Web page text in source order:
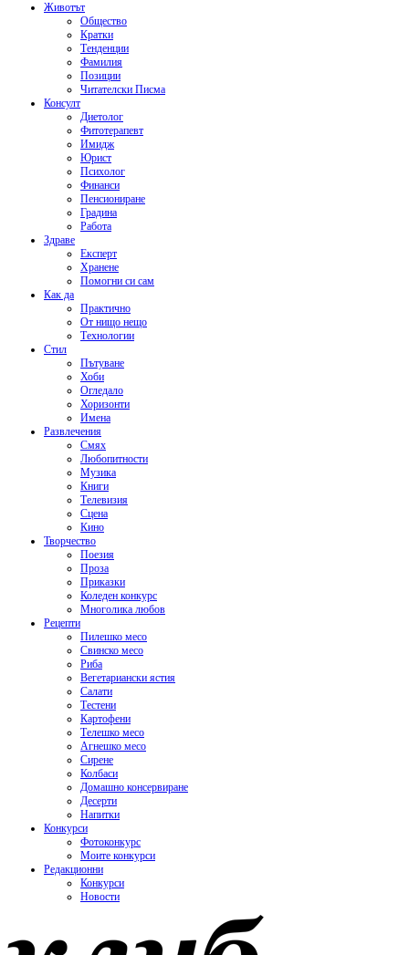
Животът
Общество
Кратки
Тенденции
Фамилия
Позиции
Читателски Писма
Консулт
Диетолог
Фитотерапевт
Имидж
Юрист
Психолог
Финанси
Пенсиониране
Градина
Работа
Здраве
Експерт
Хранене
Помогни си сам
Как да
Практично
От нищо нещо
Технологии
Стил
Пътуване
Хоби
Огледало
Хоризонти
Имена
Развлечения
Смях
Любопитности
Музика
Книги
Телевизия
Сцена
Кино
Творчество
Поезия
Проза
Приказки
Коледен конкурс
Многолика любов
Рецепти
Пилешко месо
Свинско месо
Риба
Вегетариански ястия
Салати
Тестени
Картофени
Телешко месо
Агнешко месо
Сирене
Колбаси
Домашно консервиране
Десерти
Напитки
Конкурси
Фотоконкурс
Моите конкурси
Редакционни
Конкурси
Новости